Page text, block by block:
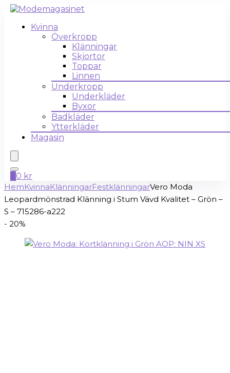
Kvinna
Överkropp
Klänningar
Skjortor
Toppar
Linnen
Underkropp
Underkläder
Byxor
Badkläder
Ytterkläder
Magasin
0 kr
HemKvinnaKlänningarFestklänningarVero Moda
Leopardmönstrad Klänning i Stum Vävd Kvalitet – Grön –
S – 715286-a222
- 20%